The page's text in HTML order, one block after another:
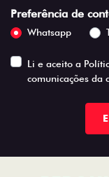
Preferência de
Whatsapp
Li e aceito a
comunicações da